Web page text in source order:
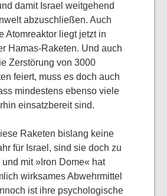
damit Israel weitgehend
abzuschließen. Auch
Atomreaktor liegt jetzt in
Hamas-Raketen. Und auch
Zerstörung von 3000
feiert, muss es doch auch
mindestens ebenso viele
einsatzbereit sind.
Raketen bislang keine
für Israel, sind sie doch zu
mit »Iron Dome« hat
wirksames Abwehrmittel
ist ihre psychologische